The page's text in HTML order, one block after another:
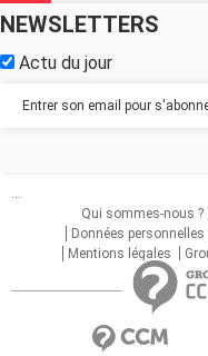
NEWSLETTERS
Actu du jour
...
Qui sommes-nous ?
Données personnelles
Mentions légales